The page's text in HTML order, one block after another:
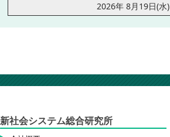
2026年 8月19日(水)
新社会システム総合研究所